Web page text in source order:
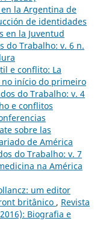
la Argentina de
de identidades
en la Juventud
do Trabalho: v. 6 n.
e conflito: La
no início do primeiro
do Trabalho: v. 4
e conflitos
sobre las
de América
do Trabalho: v. 7
na América
um editor
britânico , Revista
Biografia e